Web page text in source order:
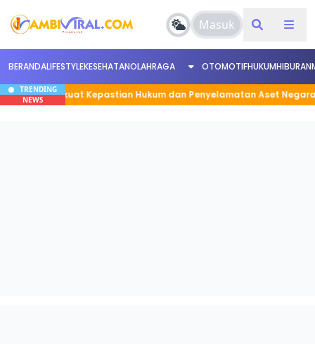
Masuk
BERANDALIFESTYLEKESEHATANOLAHRAGA OTOMOTIFHUKUMHIBURAN
TRENDING
NEWS
Perkuat Kepastian Hukum dan Penyelamatan Aset Negara